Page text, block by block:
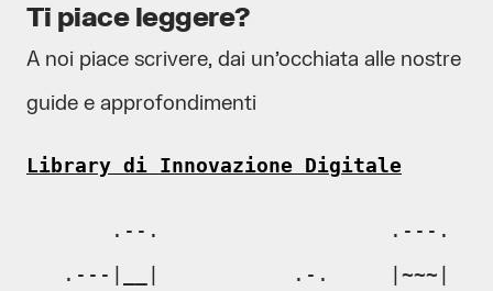
Ti piace leggere?
A noi piace scrivere, dai un’occhiata alle nostre
guide e approfondimenti
Library di Innovazione Digitale
       .--.                   .---.
   .---|__|           .-.     |~~~|